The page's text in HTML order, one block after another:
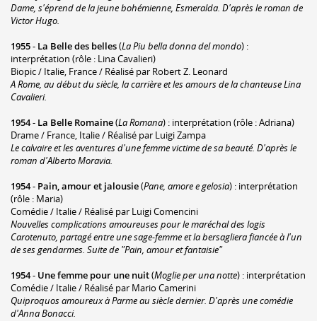
Dame, s'éprend de la jeune bohémienne, Esmeralda. D'après le roman de
Victor Hugo.
1955- La Belle des belles(La Piu bella donna del mondo) :
interprétation (rôle : Lina Cavalieri)
Biopic / Italie, France / Réalisé par Robert Z. Leonard
A Rome, au début du siècle, la carrière et les amours de la chanteuse Lina
Cavalieri.
1954- La Belle Romaine(La Romana) : interprétation (rôle : Adriana)
Drame / France, Italie / Réalisé par Luigi Zampa
Le calvaire et les aventures d'une femme victime de sa beauté. D'après le
roman d'Alberto Moravia.
1954- Pain, amour et jalousie(Pane, amore e gelosia) : interprétation
(rôle : Maria)
Comédie / Italie / Réalisé par Luigi Comencini
Nouvelles complications amoureuses pour le maréchal des logis
Carotenuto, partagé entre une sage-femme et la bersagliera fiancée à l'un
de ses gendarmes. Suite de "Pain, amour et fantaisie"
1954- Une femme pour une nuit(Moglie per una notte) : interprétation
Comédie / Italie / Réalisé par Mario Camerini
Quiproquos amoureux à Parme au siècle dernier. D'après une comédie
d'Anna Bonacci.